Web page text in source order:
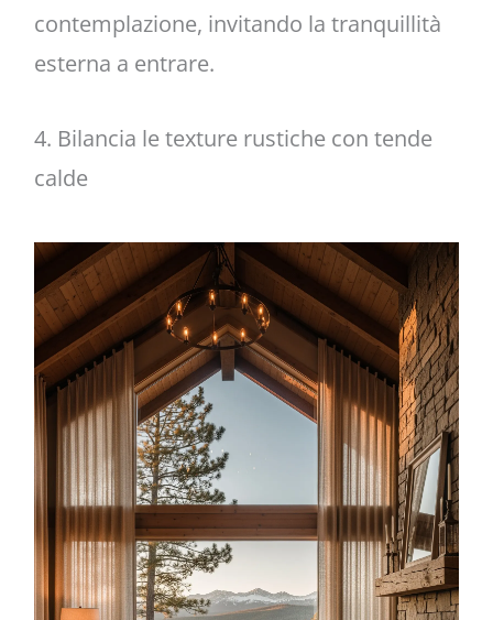
contemplazione, invitando la tranquillità
esterna a entrare.
4. Bilancia le texture rustiche con tende
calde